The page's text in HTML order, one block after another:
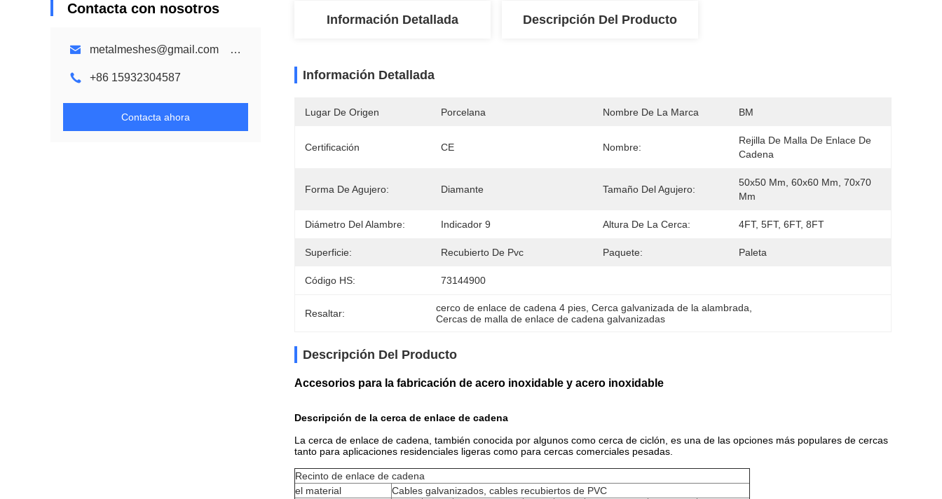
Contacta con nosotros
metalmeshes@gmail.com karen@bmmetalmesh.com
+86 15932304587
Contacta ahora
Información Detallada Descripción Del Producto
Información Detallada
Lugar De Origen Porcelana Nombre De La Marca BM
Certificación CE Nombre:
Rejilla De Malla De Enlace De
Cadena
Forma De Agujero: Diamante Tamaño Del Agujero:
50x50 Mm, 60x60 Mm, 70x70
Mm
Diámetro Del Alambre: Indicador 9 Altura De La Cerca: 4FT, 5FT, 6FT, 8FT
Superficie: Recubierto De Pvc Paquete: Paleta
Código HS: 73144900
Resaltar: cerco de enlace de cadena 4 pies , Cerca galvanizada de la alambrada
Cercas de malla de enlace de cadena galvanizadas
Descripción Del Producto
Accesorios para la fabricación de acero inoxidable y acero inoxidable
Descripción de la cerca de enlace de cadena
La cerca de enlace de cadena, también conocida por algunos como cerca de ciclón, es una de las opciones más populares de cercas
tanto para aplicaciones residenciales ligeras como para cercas comerciales pesadas.
Recinto de enlace de cadena
el material
Cables galvanizados, cables recubiertos de PVC